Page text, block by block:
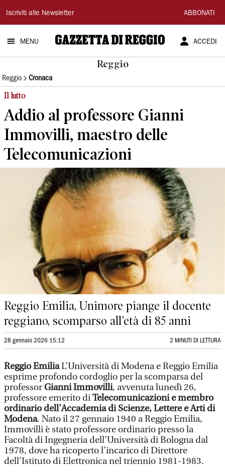
Gazzetta
di
Reggio
Iscriviti alle Newsletter ABBONATI
MENU ACCEDI
Reggio
Reggio Cronaca
Il lutto
Addio al professore Gianni
Immovilli, maestro delle
Telecomunicazioni
Reggio Emilia, Unimore piange il docente
reggiano, scomparso all’età di 85 anni
28 gennaio 2026 15:12 2 MINUTI DI LETTURA
Reggio EmiliaL’Università di Modena e Reggio Emilia
esprime profondo cordoglio per la scomparsa del
professorGianni Immovilli, avvenuta lunedì 26,
professore emerito diTelecomunicazioni e membro
ordinario dell’Accademia di Scienze, Lettere e Arti di
Modena. Nato il 27 gennaio 1940 a Reggio Emilia,
Immovilli è stato professore ordinario presso la
Facoltà di Ingegneria dell’Università di Bologna dal
1978, dove ha ricoperto l’incarico di Direttore
dell’Istituto di Elettronica nel triennio 1981-1983.